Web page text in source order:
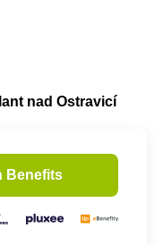
nad Ostravicí
Benefits